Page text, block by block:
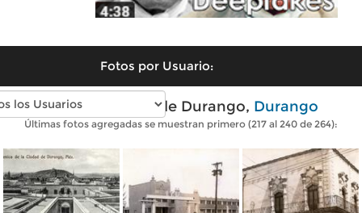
Fotos por Usuario:
Fotos antiguas de Durango, Durango
Últimas fotos agregadas se muestran primero (217 al 240 de 264):